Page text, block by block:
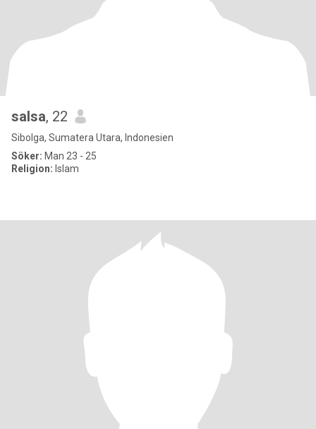
salsa, 22
Sibolga, Sumatera Utara, Indonesien
Söker: Man 23 - 25
Religion: Islam